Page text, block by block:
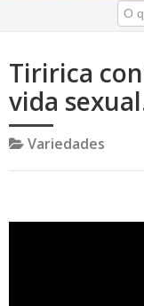
Tiririca
vida
Variedades